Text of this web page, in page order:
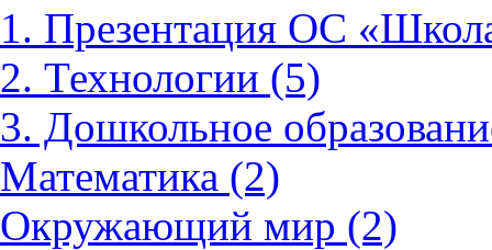
1. Презентация ОС
2. Технологии (5)
3. Дошкольное
Математика (2)
Окружающий мир (2)